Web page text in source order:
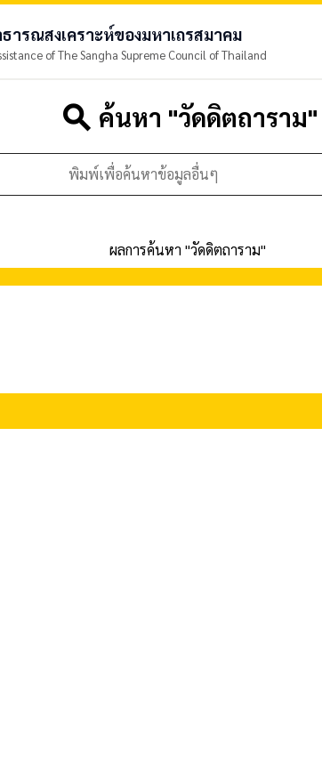
ารณสงเคราะห์ของมหาเถรสมาคม
of The Sangha Supreme Council of Thailand
search ค้นหา "วัดดิตถาราม"
ผลการค้นหา "วัดดิตถาราม"